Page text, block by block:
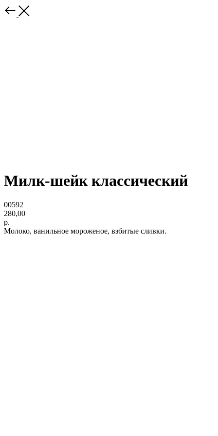
Милк-шейк классический
00592
280,00
р.
Молоко, ванильное мороженое, взбитые сливки.